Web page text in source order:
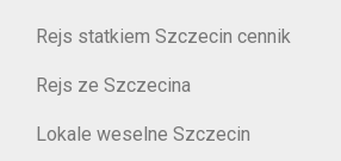
Rejs statkiem Szczecin cennik
Rejs ze Szczecina
Lokale weselne Szczecin